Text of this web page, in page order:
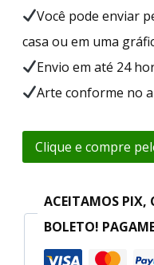
Você pode enviar
casa ou em uma
Envio em até 24
Arte conforme no
Clique e compre
ACEITAMOS PIX,
BOLETO!